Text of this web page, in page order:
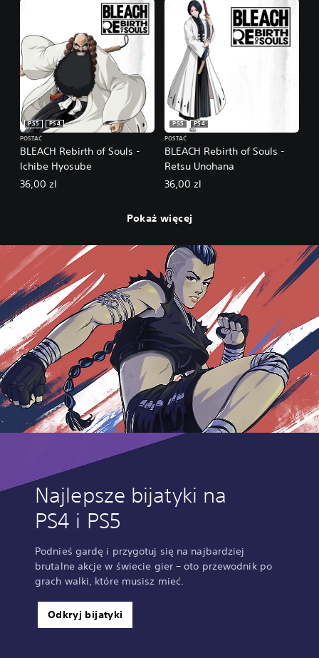
BLEACH Rebirth of Souls -
Ichibe Hyosube
PS5
PS4
POSTAĆ
36,00 zl
BLEACH Rebirth of Souls -
Retsu Unohana
PS5
PS4
POSTAĆ
36,00 zl
Pokaż więcej
Najlepsze bijatyki na
PS4 i PS5
Podnieś gardę i przygotuj się na najbardziej
brutalne akcje w świecie gier – oto przewodnik po
grach walki, które musisz mieć.
Odkryj bijatyki